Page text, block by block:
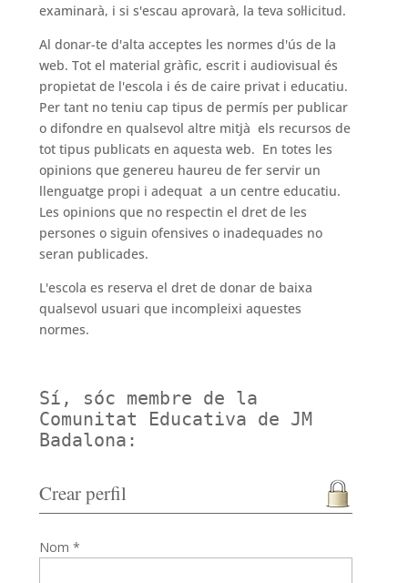
examinarà, i si s'escau aprovarà, la teva sol·licitud.
Al donar-te d'alta acceptes les normes d'ús de la
web. Tot el material gràfic, escrit i audiovisual és
propietat de l'escola i és de caire privat i educatiu.
Per tant no teniu cap tipus de permís per publicar
o difondre en qualsevol altre mitjà els recursos de
tot tipus publicats en aquesta web. En totes les
opinions que genereu haureu de fer servir un
llenguatge propi i adequat a un centre educatiu.
Les opinions que no respectin el dret de les
persones o siguin ofensives o inadequades no
seran publicades.
L'escola es reserva el dret de donar de baixa
qualsevol usuari que incompleixi aquestes
normes.
Sí, sóc membre de la
Comunitat Educativa de JM
Badalona:
Crear perfil
Nom *